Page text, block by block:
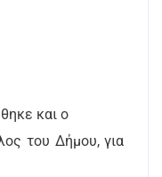
και ο
του Δήμου, για